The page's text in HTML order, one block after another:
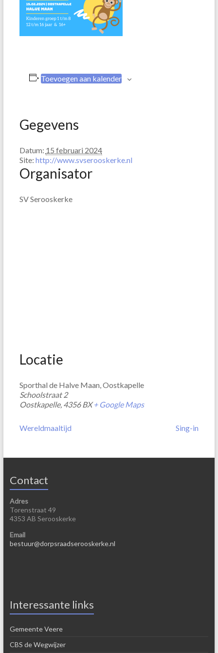
Toevoegen aan kalender
Gegevens
Datum: 15 februari 2024
Site: http://www.svserooskerke.nl
Organisator
SV Serooskerke
Locatie
Sporthal de Halve Maan, Oostkapelle
Schoolstraat 2
Oostkapelle, 4356 BX+ Google Maps
Wereldmaaltijd Sing-in
Contact
Adres
Torenstraat 49
4353 AB Serooskerke
Email
bestuur@dorpsraadserooskerke.nl
Interessante links
Gemeente Veere
CBS de Wegwijzer